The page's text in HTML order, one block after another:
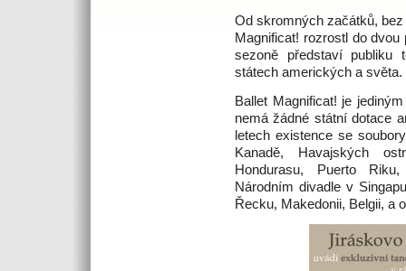
Od skromných začátků,
Magnificat! rozrostl do
sezoně představí publiku
státech amerických a světa.
Ballet Magnificat! je
nemá žádné státní dotace
letech existence se
Kanadě, Havajských
Hondurasu, Puerto
Národním divadle v
Řecku, Makedonii, Belgii, a